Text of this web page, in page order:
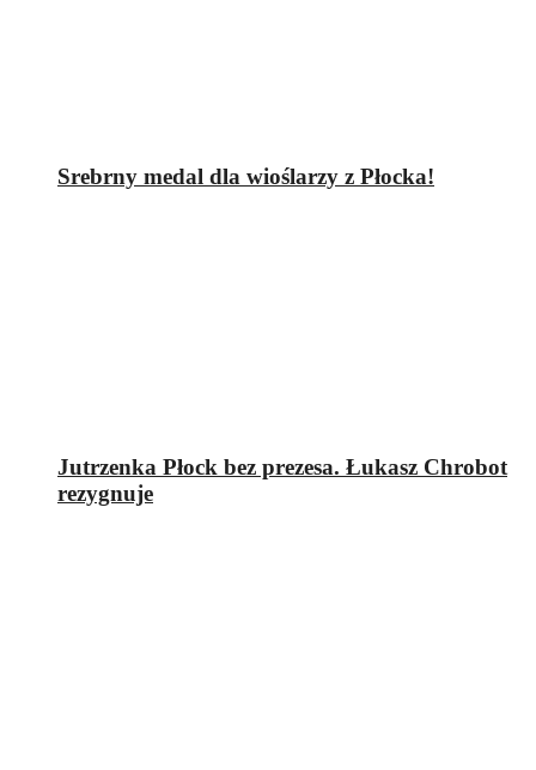
Srebrny medal dla wioślarzy z Płocka!
Jutrzenka Płock bez prezesa. Łukasz Chrobot
rezygnuje